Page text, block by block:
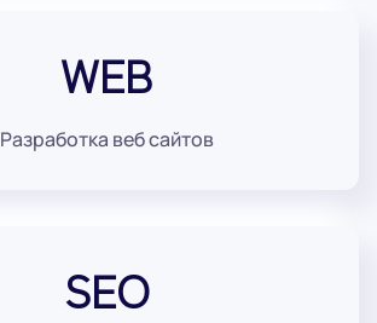
WEB
Разработка веб сайтов
SEO